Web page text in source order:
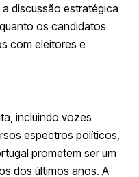
discussão estratégica
os candidatos
com eleitores e
incluindo vozes
espectros políticos,
prometem ser um
dos últimos anos. A